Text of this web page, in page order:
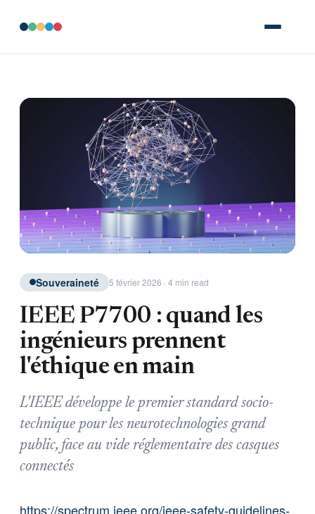
Souveraineté 5 février 2026 · 4 min read
IEEE P7700 : quand les
ingénieurs prennent
l'éthique en main
L'IEEE développe le premier standard socio-
technique pour les neurotechnologies grand
public, face au vide réglementaire des casques
connectés
https://spectrum.ieee.org/ieee-safety-guidelines-